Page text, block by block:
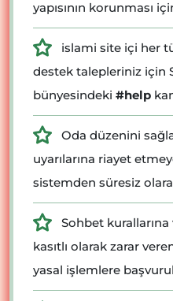
yapısının korunması
islami site içi her
destek talepleriniz için
bünyesindeki #help
Oda düzenini
uyarılarına riayet
sistemden süresiz
Sohbet
kasıtlı olarak zarar
yasal işlemlere